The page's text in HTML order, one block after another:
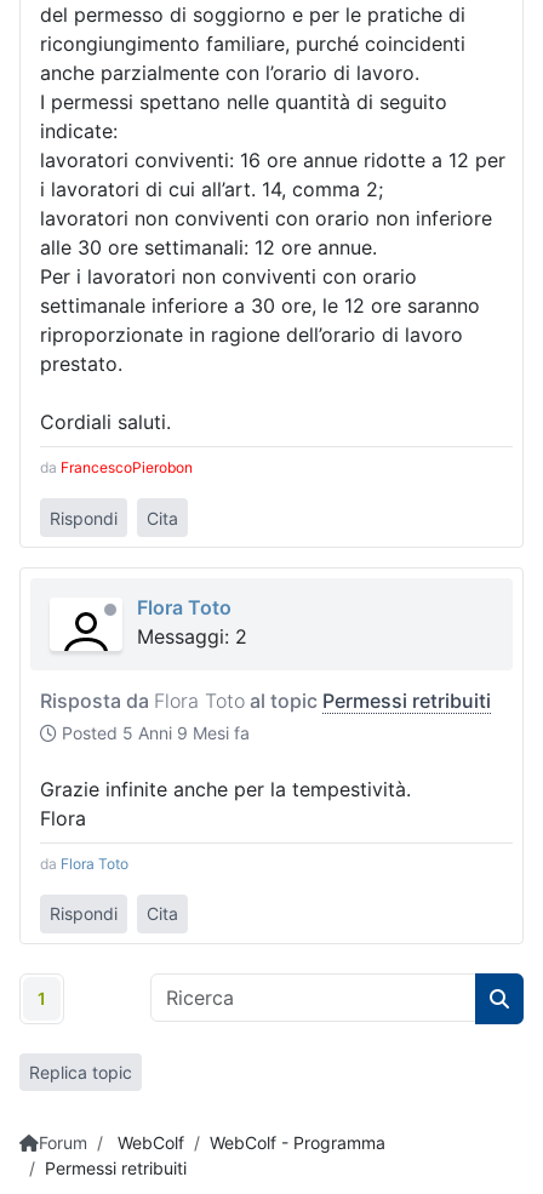
del permesso di soggiorno e per le pratiche di
ricongiungimento familiare, purché coincidenti
anche parzialmente con l’orario di lavoro.
I permessi spettano nelle quantità di seguito
indicate:
lavoratori conviventi: 16 ore annue ridotte a 12 per
i lavoratori di cui all’art. 14, comma 2;
lavoratori non conviventi con orario non inferiore
alle 30 ore settimanali: 12 ore annue.
Per i lavoratori non conviventi con orario
settimanale inferiore a 30 ore, le 12 ore saranno
riproporzionate in ragione dell’orario di lavoro
prestato.
Cordiali saluti.
da FrancescoPierobon
Rispondi Cita
Flora Toto
Messaggi: 2
Risposta da Flora Toto al topic Permessi retribuiti
Posted 5 Anni 9 Mesi fa
Grazie infinite anche per la tempestività.
Flora
da Flora Toto
Rispondi Cita
1
Replica topic
Forum WebColf
WebColf - Programma
Permessi retribuiti